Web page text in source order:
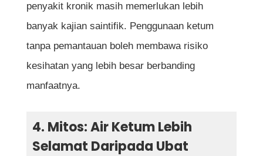
penyakit kronik masih memerlukan lebih
banyak kajian saintifik. Penggunaan ketum
tanpa pemantauan boleh membawa risiko
kesihatan yang lebih besar berbanding
manfaatnya.
4. Mitos: Air Ketum Lebih
Selamat Daripada Ubat